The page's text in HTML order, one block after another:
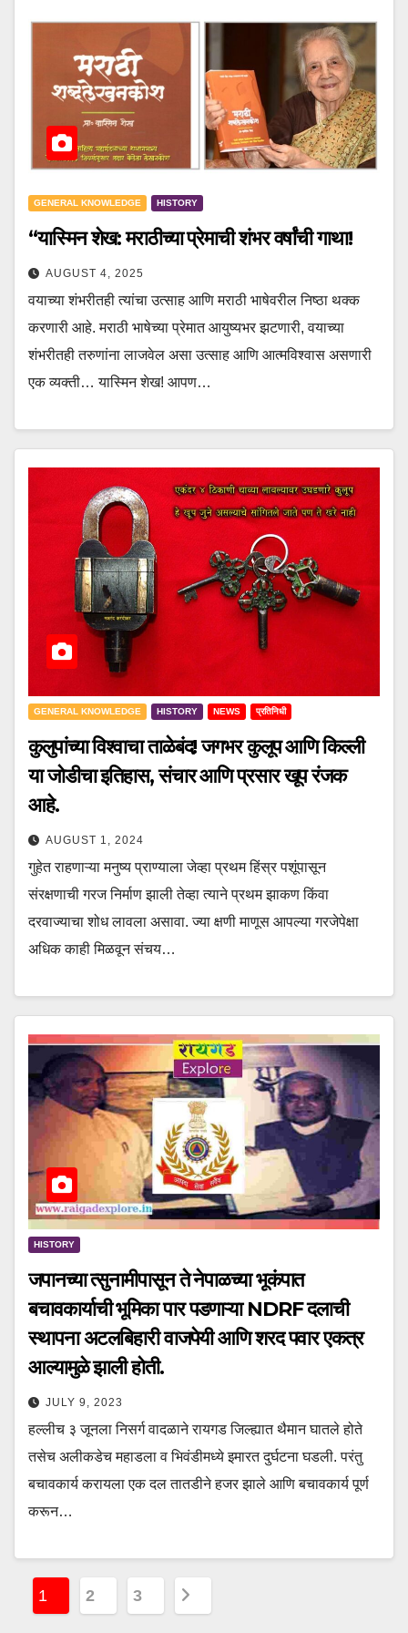
GENERAL KNOWLEDGE HISTORY
“यास्मिन शेख: मराठीच्या प्रेमाची शंभर वर्षांची गाथा!
AUGUST 4, 2025
वयाच्या शंभरीतही त्यांचा उत्साह आणि मराठी भाषेवरील निष्ठा थक्क
करणारी आहे. मराठी भाषेच्या प्रेमात आयुष्यभर झटणारी, वयाच्या
शंभरीतही तरुणांना लाजवेल असा उत्साह आणि आत्मविश्वास असणारी
एक व्यक्ती… यास्मिन शेख! आपण…
GENERAL KNOWLEDGE HISTORY NEWS प्रतिनिधी
कुलुपांच्या विश्वाचा ताळेबंद! जगभर कुलूप आणि किल्ली
या जोडीचा इतिहास, संचार आणि प्रसार खूप रंजक
आहे.
AUGUST 1, 2024
गुहेत राहणाऱ्या मनुष्य प्राण्याला जेव्हा प्रथम हिंस्र पशूंपासून
संरक्षणाची गरज निर्माण झाली तेव्हा त्याने प्रथम झाकण किंवा
दरवाज्याचा शोध लावला असावा. ज्या क्षणी माणूस आपल्या गरजेपेक्षा
अधिक काही मिळवून संचय…
HISTORY
जपानच्या त्सुनामीपासून ते नेपाळच्या भूकंपात
बचावकार्याची भूमिका पार पडणाऱ्या NDRF दलाची
स्थापना अटलबिहारी वाजपेयी आणि शरद पवार एकत्र
आल्यामुळे झाली होती.
JULY 9, 2023
हल्लीच ३ जूनला निसर्ग वादळाने रायगड जिल्ह्यात थैमान घातले होते
तसेच अलीकडेच महाडला व भिवंडीमध्ये इमारत दुर्घटना घडली. परंतु
बचावकार्य करायला एक दल तातडीने हजर झाले आणि बचावकार्य पूर्ण
करून…
P
1 2 3